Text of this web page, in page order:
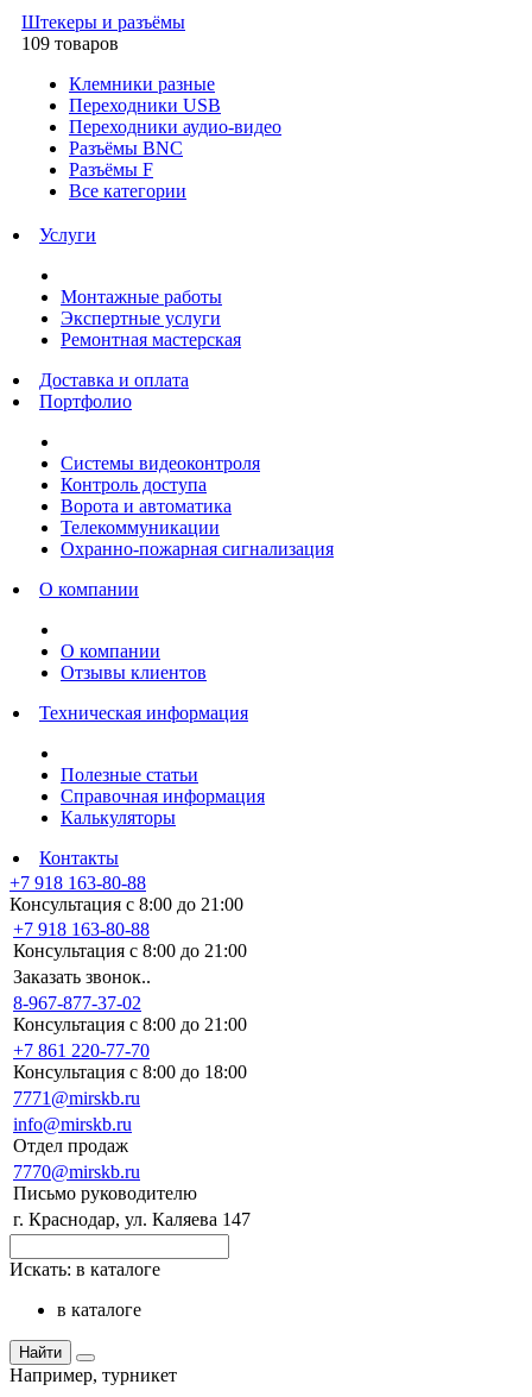
Штекеры и разъёмы
109 товаров
Клемники разные
Переходники USB
Переходники аудио-видео
Разъёмы BNC
Разъёмы F
Все категории
Услуги
Монтажные работы
Экспертные услуги
Ремонтная мастерская
Доставка и оплата
Портфолио
Системы видеоконтроля
Контроль доступа
Ворота и автоматика
Телекоммуникации
Охранно-пожарная сигнализация
О компании
О компании
Отзывы клиентов
Техническая информация
Полезные статьи
Справочная информация
Калькуляторы
Контакты
+7 918 163-80-88
Консультация с 8:00 до 21:00
+7 918 163-80-88
Консультация с 8:00 до 21:00
Заказать звонок..
8-967-877-37-02
Консультация с 8:00 до 21:00
+7 861 220-77-70
Консультация с 8:00 до 18:00
7771@mirskb.ru
info@mirskb.ru
Отдел продаж
7770@mirskb.ru
Письмо руководителю
г. Краснодар, ул. Каляева 147
Искать: в каталоге
в каталоге
Найти
Например, турникет